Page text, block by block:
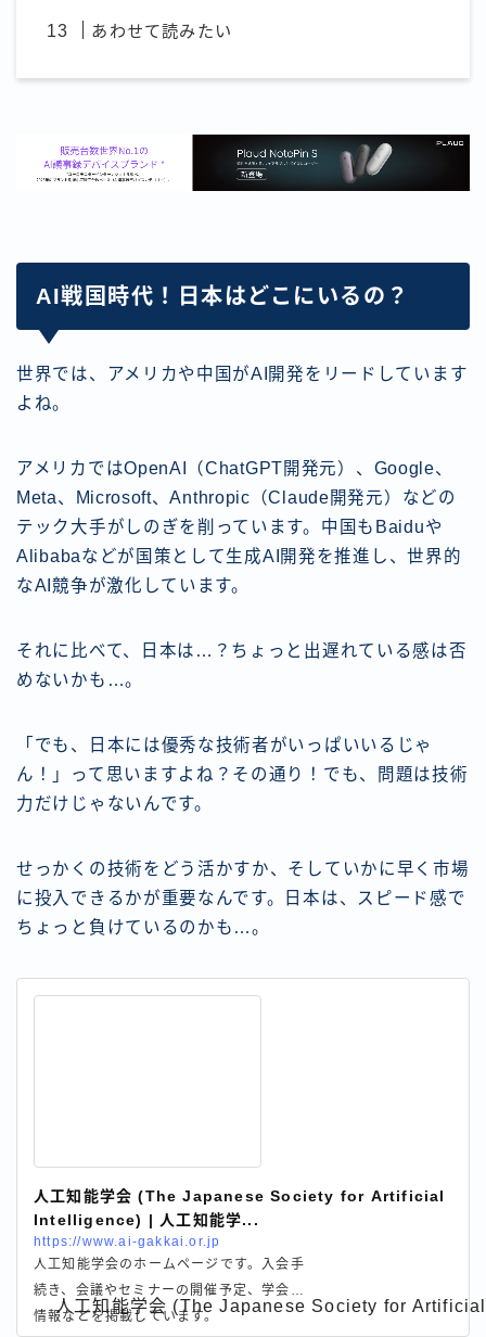
あわせて読みたい
AI戦国時代！日本はどこにいるの？
世界では、アメリカや中国がAI開発をリードしています
よね。
アメリカではOpenAI（ChatGPT開発元）、Google、
Meta、Microsoft、Anthropic（Claude開発元）などの
テック大手がしのぎを削っています。中国もBaiduや
Alibabaなどが国策として生成AI開発を推進し、世界的
なAI競争が激化しています。
それに比べて、日本は…？ちょっと出遅れている感は否
めないかも…。
「でも、日本には優秀な技術者がいっぱいいるじゃ
ん！」って思いますよね？その通り！でも、問題は技術
力だけじゃないんです。
せっかくの技術をどう活かすか、そしていかに早く市場
に投入できるかが重要なんです。日本は、スピード感で
ちょっと負けているのかも…。
人工知能学会 (The Japanese Society for
人工知能学会 (The Japanese Society for Artificial
Intelligence) | 人工知能学...
https://www.ai-gakkai.or.jp
人工知能学会のホームページです。入会手
続き、会議やセミナーの開催予定、学会誌
情報などを掲載しています。